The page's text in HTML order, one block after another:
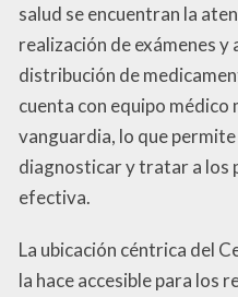
salud se encuentran la
realización de exámenes y
distribución de
cuenta con equipo
vanguardia, lo que
diagnosticar y tratar a los
efectiva.
La ubicación céntrica del
la hace accesible para los